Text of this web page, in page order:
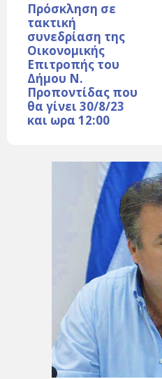
Πρόσκληση σε
τακτική
συνεδρίαση της
Οικονομικής
Επιτροπής του
Δήμου Ν.
Προποντίδας που
θα γίνει 30/8/23
και ωρα 12:00